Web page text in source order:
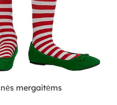
mergaitėms